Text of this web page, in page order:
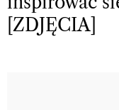
[ZDJĘCIA]